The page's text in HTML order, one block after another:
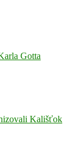
Gotta
Kališťok